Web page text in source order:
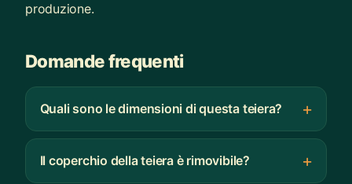
produzione.
Domande frequenti
Quali sono le dimensioni di questa teiera?
Il coperchio della teiera è rimovibile?